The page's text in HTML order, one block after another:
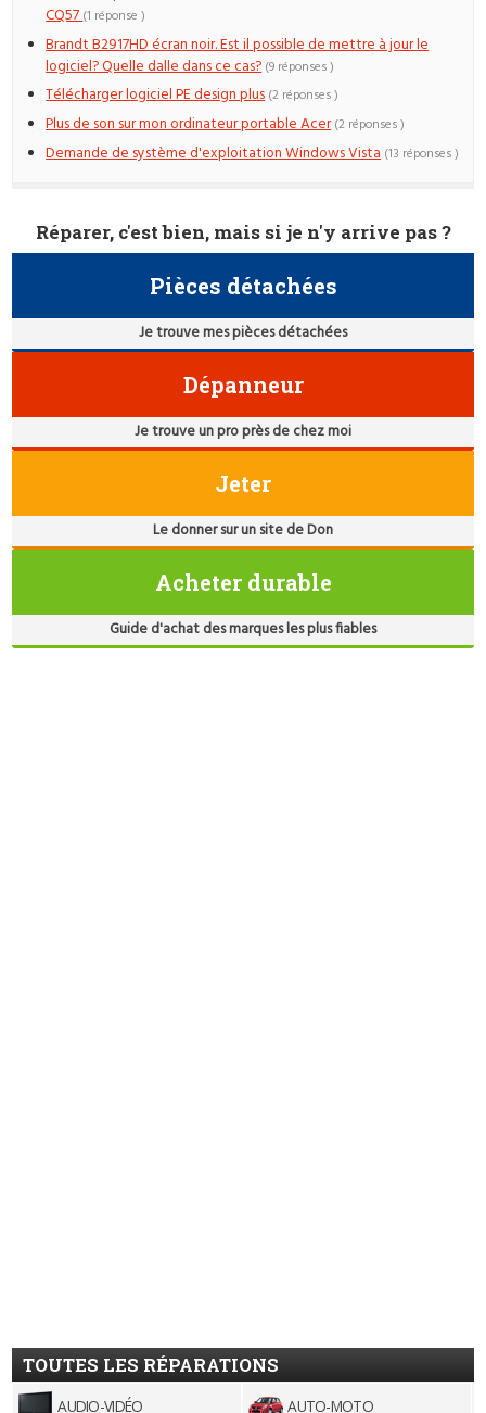
CQ57(1 réponse )
Brandt B2917HD écran noir. Est il possible de mettre à jour le
logiciel? Quelle dalle dans ce cas? (9 réponses )
Télécharger logiciel PE design plus (2 réponses )
Plus de son sur mon ordinateur portable Acer (2 réponses )
Demande de système d'exploitation Windows Vista (13 réponses )
Réparer, c'est bien, mais si je n'y arrive pas ?
Pièces détachées
Je trouve mes pièces détachées
Dépanneur
Je trouve un pro près de chez moi
Jeter
Le donner sur un site de Don
Acheter durable
Guide d'achat des marques les plus fiables
TOUTES LES RÉPARATIONS
AUDIO-VIDÉO AUTO-MOTO